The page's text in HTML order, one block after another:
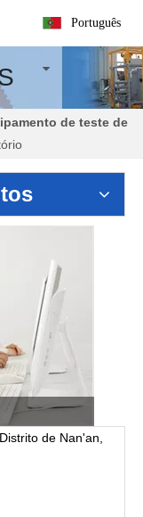
Português
de teste de
de Nan'an,